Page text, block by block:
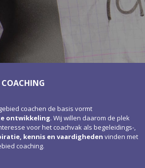
coachen de basis vormt
ontwikkeling. Wij willen daarom de plek
voor het coachvak als begeleidings-,
kennis en vaardigheden vinden met
coaching.